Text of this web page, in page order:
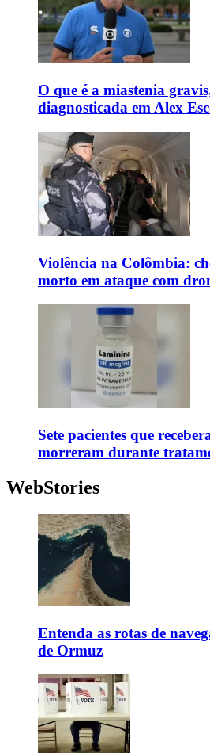
O que é a miastenia
diagnosticada em Alex
Violência na Colômbia:
morto em ataque com
Sete pacientes que
morreram durante
WebStories
Entenda as rotas de
de Ormuz